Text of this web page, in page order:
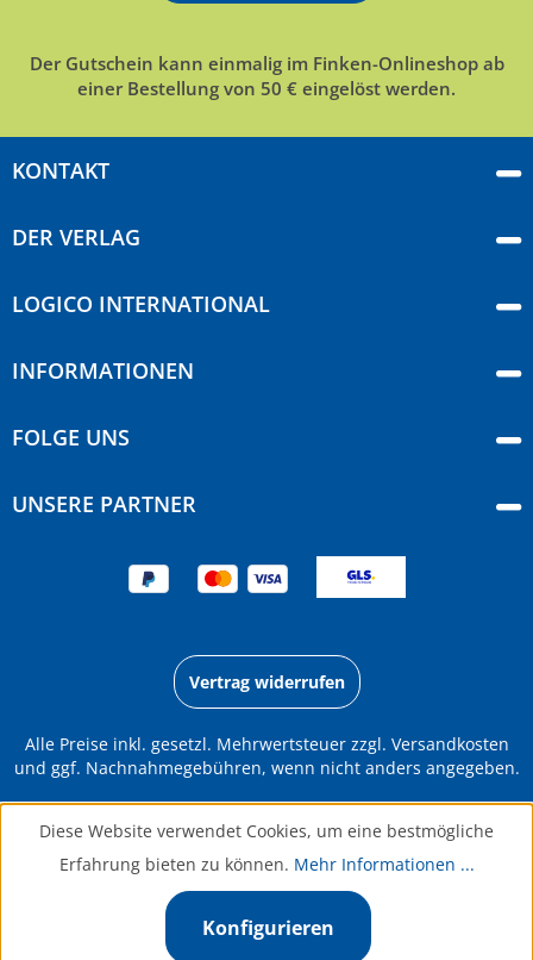
Der Gutschein kann einmalig im Finken-Onlineshop ab
einer Bestellung von 50 € eingelöst werden.
KONTAKT
DER VERLAG
LOGICO INTERNATIONAL
INFORMATIONEN
FOLGE UNS
UNSERE PARTNER
Vertrag widerrufen
Alle Preise inkl. gesetzl. Mehrwertsteuer zzgl. Versandkosten
und ggf. Nachnahmegebühren, wenn nicht anders angegeben.
Diese Website verwendet Cookies, um eine bestmögliche
Erfahrung bieten zu können. Mehr Informationen ...
Konfigurieren